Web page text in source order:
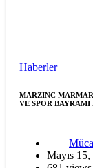
Haberler
MARZINC
VE SPOR
Mayıs